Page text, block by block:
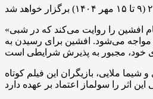
«اهلی» داستان مردی به نام افشین را روایت می‌کند که در شبی
مواجه می‌شود. افشین برای رسیدن به
ملایی، بازیگران این فیلم کوتاه